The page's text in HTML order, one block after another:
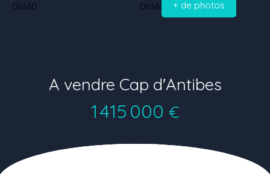
+ de photos
A vendre Cap d'Antibes
1 415 000 €